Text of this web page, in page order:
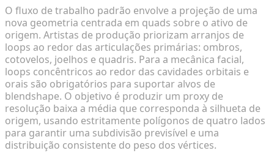
O fluxo de trabalho padrão envolve a projeção de uma
nova geometria centrada em quads sobre o ativo de
origem. Artistas de produção priorizam arranjos de
loops ao redor das articulações primárias: ombros,
cotovelos, joelhos e quadris. Para a mecânica facial,
loops concêntricos ao redor das cavidades orbitais e
orais são obrigatórios para suportar alvos de
blendshape. O objetivo é produzir um proxy de
resolução baixa a média que corresponda à silhueta de
origem, usando estritamente polígonos de quatro lados
para garantir uma subdivisão previsível e uma
distribuição consistente do peso dos vértices.